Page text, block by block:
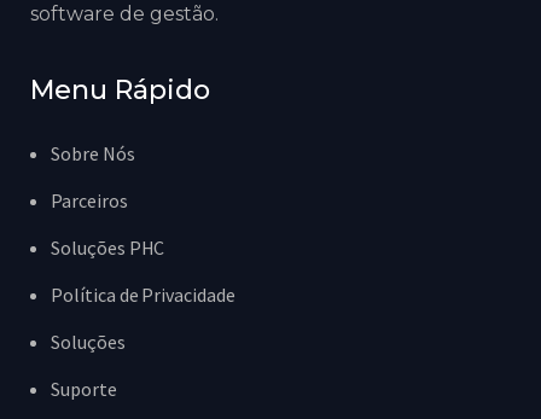
software de gestão.
Menu Rápido
Sobre Nós
Parceiros
Soluções PHC
Política de Privacidade
Soluções
Suporte